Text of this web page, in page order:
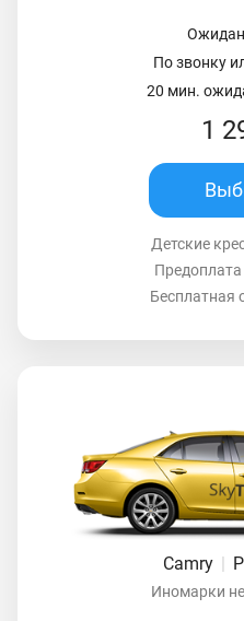
По звонку
20 мин.
1
Детские
Предоплата
Бесплатная
Camry
Иномарки